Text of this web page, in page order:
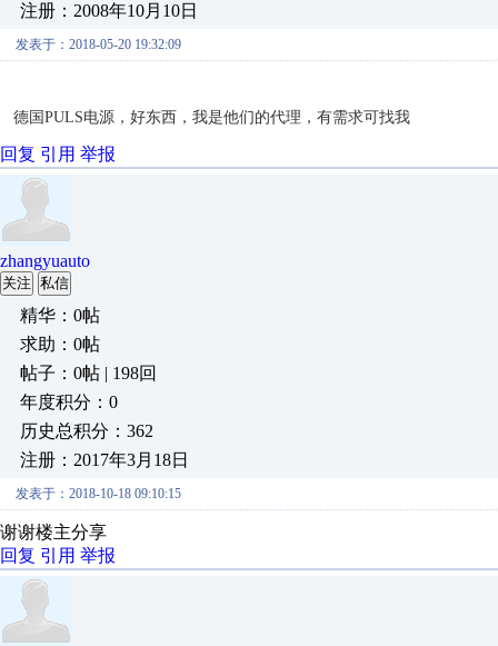
注册：2008年10月10日
发表于：2018-05-20 19:32:09
德国PULS电源，好东西，我是他们的代理，有需求可找我
回复 引用 举报
zhangyuauto
关注 私信
精华：0帖
求助：0帖
帖子：0帖 | 198回
年度积分：0
历史总积分：362
注册：2017年3月18日
发表于：2018-10-18 09:10:15
谢谢楼主分享
回复 引用 举报